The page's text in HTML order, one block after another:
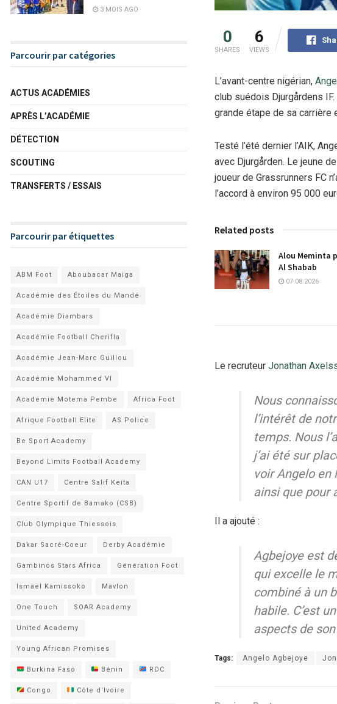
0
SHARES
6
VIEWS
L’avant-centre nigérian,
club suédois Djurgårdens
grande étape de sa carrière
Testé l’été dernier l’AIK,
avec Djurgården. Le jeune
joueur de Grassrunners FC
l’accord à environ 95 000
Related posts
Alou Meminta
Al Shabab
07.08.2026
Le recruteur Jonathan
Nous
l’intérêt de
temps. Nous
j’ai été sur
voir Angelo
ainsi que pour
Il a ajouté :
Agbejoye est
qui excelle le
combiné à un
habile. C’est
aspects de
Tags: Angelo Agbejoye
3 MOIS AGO
Parcourir par catégories
ACTUS ACADÉMIES
APRÈS L’ACADÉMIE
DÉTECTION
SCOUTING
TRANSFERTS / ESSAIS
Parcourir par étiquettes
ABM Foot Aboubacar Maiga
Académie des Étoiles du Mandé
Académie Diambars
Académie Football Cherifla
Académie Jean-Marc Guillou
Académie Mohammed VI
Académie Motema Pembe Africa Foot
Afrique Football Elite AS Police
Be Sport Academy
Beyond Limits Football Academy
CAN U17 Centre Salif Keita
Centre Sportif de Bamako (CSB)
Club Olympique Thiessois
Dakar Sacré-Coeur Derby Académie
Gambinos Stars Africa Génération Foot
Ismaël Kamissoko Mavlon
One Touch SOAR Academy
United Academy
Young African Promises
Burkina Faso Bénin RDC
Congo Côte d'Ivoire